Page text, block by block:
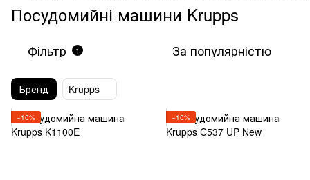
Посудомийні машини Krupps
Фільтр 1 За популярністю
Бренд Krupps
−10% −10%